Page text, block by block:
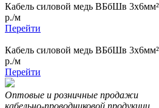
Кабель силовой медь ВБбШв
р./м
Перейти
Кабель силовой медь ВБбШв
р./м
Перейти
Оптовые и розничные продажи
кабельно-проводниковой продукции